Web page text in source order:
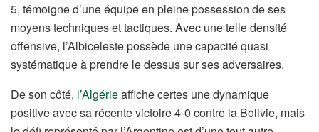
5, témoigne d’une équipe en pleine possession de ses
moyens techniques et tactiques. Avec une telle densité
offensive, l’Albiceleste possède une capacité quasi
systématique à prendre le dessus sur ses adversaires.
De son côté, l’Algérieaffiche certes une dynamique
positive avec sa récente victoire 4-0 contre la Bolivie, mais